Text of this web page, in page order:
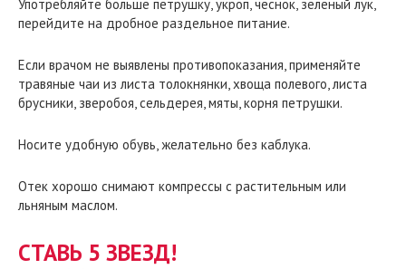
Употребляйте больше петрушку, укроп, чеснок, зеленый лук,
перейдите на дробное раздельное питание.
Если врачом не выявлены противопоказания, применяйте
травяные чаи из листа толокнянки, хвоща полевого, листа
брусники, зверобоя, сельдерея, мяты, корня петрушки.
Носите удобную обувь, желательно без каблука.
Отек хорошо снимают компрессы с растительным или
льняным маслом.
СТАВЬ 5 ЗВЕЗД!